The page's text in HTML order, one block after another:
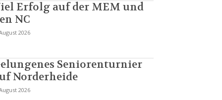
Erfolg auf der MEM und
NC
2026
Seniorenturnier
Norderheide
2026